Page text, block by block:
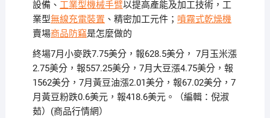
設備、 工業型機械手臂以提高產能及加工技術，工
業型無線充電裝置 、精密加工元件； 噴霧式乾燥機
賣場商品防竊是怎麼做的
終場7月小麥跌7.75美分，報628.5美分， 7月玉米漲
2.75美分，報557.25美分，7月大豆漲4.75美分，報
1562美分，7月黃豆油漲2.01美分，報67.02美分，7
月黃豆粉跌0.6美元，報418.6美元。（編輯：倪淑
茹）(商品行情網）